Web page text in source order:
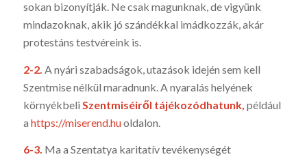
sokan bizonyítják. Ne csak magunknak, de vigyünk
mindazoknak, akik jó szándékkal imádkozzák, akár
protestáns testvéreink is.
2-2. A nyári szabadságok, utazások idején sem kell
Szentmise nélkül maradnunk. A nyaralás helyének
környékbeli Szentmiséiről tájékozódha­tunk, például
a https://miserend.huoldalon.
6-3. Ma a Szentatya karitatív tevékenységét